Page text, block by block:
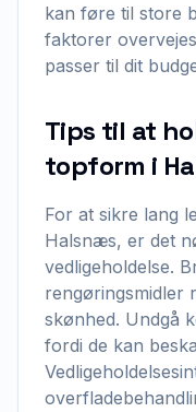
kan føre til store
faktorer
passer til dit
Tips til at
topform i
For at sikre lang
Halsnæs, er det
vedligeholdelse.
rengøringsmidler
skønhed. Undgå
fordi de kan